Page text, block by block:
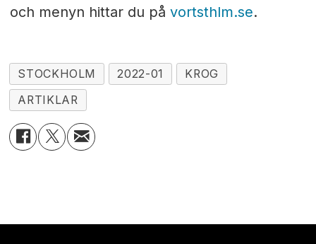
och menyn hittar du på vortsthlm.se.
STOCKHOLM 2022-01
KROG
ARTIKLAR